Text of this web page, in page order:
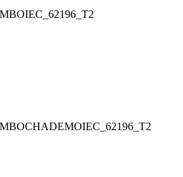
IEC_62196_T2
CHADEMOIEC_62196_T2